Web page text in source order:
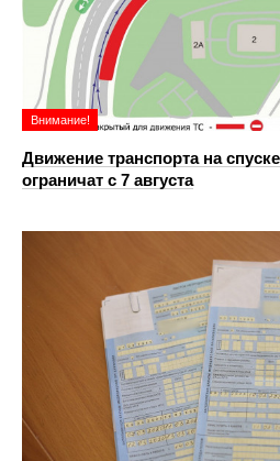
Внимание!
Движение транспорта на
ограничат с 7 августа